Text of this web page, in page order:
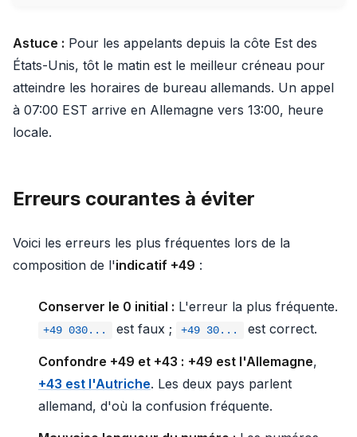
Astuce : Pour les appelants depuis la côte Est des
États-Unis, tôt le matin est le meilleur créneau pour
atteindre les horaires de bureau allemands. Un appel
à 07:00 EST arrive en Allemagne vers 13:00, heure
locale.
Erreurs courantes à éviter
Voici les erreurs les plus fréquentes lors de la
composition de l'indicatif +49 :
Conserver le 0 initial : L'erreur la plus fréquente.
+49 030... est faux ; +49 30... est correct.
Confondre +49 et +43 : +49 est l'Allemagne,
+43 est l'Autriche. Les deux pays parlent
allemand, d'où la confusion fréquente.